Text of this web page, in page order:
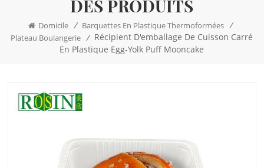
DES PRODUITS
Domicile / Barquettes En Plastique Thermoformées /
Plateau Boulangerie / Récipient D'emballage De Cuisson Carré
En Plastique Egg-Yolk Puff Mooncake